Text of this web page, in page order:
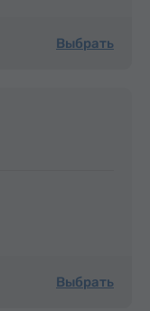
Выбрать
Выбрать